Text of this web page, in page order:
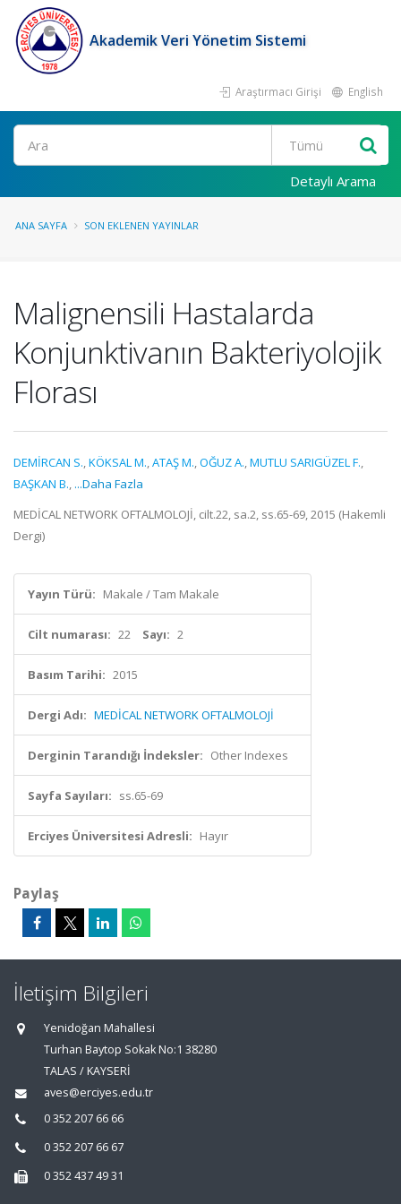
Akademik Veri Yönetim Sistemi
Araştırmacı Girişi English
Ara
Detaylı Arama
ANA SAYFA SON EKLENEN YAYINLAR
Malignensili Hastalarda
Konjunktivanın Bakteriyolojik
Florası
DEMİRCAN S.,KÖKSAL M.,ATAŞ M.,OĞUZ A.,MUTLU SARIGÜZEL F.,
BAŞKAN B., ...Daha Fazla
MEDİCAL NETWORK OFTALMOLOJİ, cilt.22, sa.2, ss.65-69, 2015 (Hakemli
Dergi)
Yayın Türü: Makale / Tam Makale
Cilt numarası: 22 Sayı: 2
Basım Tarihi: 2015
Dergi Adı: MEDİCAL NETWORK OFTALMOLOJİ
Derginin Tarandığı İndeksler: Other Indexes
Sayfa Sayıları: ss.65-69
Erciyes Üniversitesi Adresli: Hayır
Paylaş
İletişim Bilgileri
Yenidoğan Mahallesi
Turhan Baytop Sokak No:1 38280
TALAS / KAYSERİ
aves@erciyes.edu.tr
0 352 207 66 66
0 352 207 66 67
0 352 437 49 31